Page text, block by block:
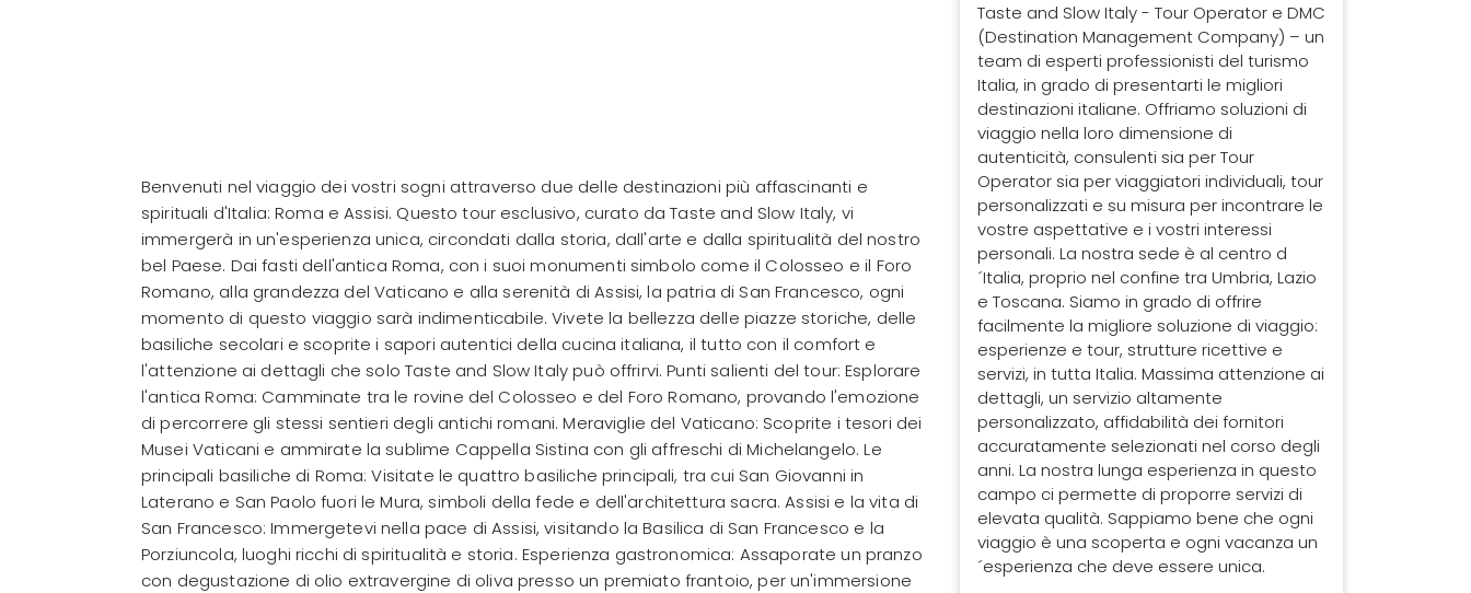
Benvenuti nel viaggio dei vostri sogni attraverso due delle destinazioni più affascinanti e
spirituali d'Italia: Roma e Assisi. Questo tour esclusivo, curato da Taste and Slow Italy, vi
immergerà in un'esperienza unica, circondati dalla storia, dall'arte e dalla spiritualità del nostro
bel Paese. Dai fasti dell'antica Roma, con i suoi monumenti simbolo come il Colosseo e il Foro
Romano, alla grandezza del Vaticano e alla serenità di Assisi, la patria di San Francesco, ogni
momento di questo viaggio sarà indimenticabile. Vivete la bellezza delle piazze storiche, delle
basiliche secolari e scoprite i sapori autentici della cucina italiana, il tutto con il comfort e
l'attenzione ai dettagli che solo Taste and Slow Italy può offrirvi. Punti salienti del tour: Esplorare
l'antica Roma: Camminate tra le rovine del Colosseo e del Foro Romano, provando l'emozione
di percorrere gli stessi sentieri degli antichi romani. Meraviglie del Vaticano: Scoprite i tesori dei
Musei Vaticani e ammirate la sublime Cappella Sistina con gli affreschi di Michelangelo. Le
principali basiliche di Roma: Visitate le quattro basiliche principali, tra cui San Giovanni in
Laterano e San Paolo fuori le Mura, simboli della fede e dell'architettura sacra. Assisi e la vita di
San Francesco: Immergetevi nella pace di Assisi, visitando la Basilica di San Francesco e la
Porziuncola, luoghi ricchi di spiritualità e storia. Esperienza gastronomica: Assaporate un pranzo
con degustazione di olio extravergine di oliva presso un premiato frantoio, per un'immersione
Taste and Slow Italy - Tour Operator e DMC
(Destination Management Company) – un
team di esperti professionisti del turismo
Italia, in grado di presentarti le migliori
destinazioni italiane. Offriamo soluzioni di
viaggio nella loro dimensione di
autenticità, consulenti sia per Tour
Operator sia per viaggiatori individuali, tour
personalizzati e su misura per incontrare le
vostre aspettative e i vostri interessi
personali. La nostra sede è al centro d
´Italia, proprio nel confine tra Umbria, Lazio
e Toscana. Siamo in grado di offrire
facilmente la migliore soluzione di viaggio:
esperienze e tour, strutture ricettive e
servizi, in tutta Italia. Massima attenzione ai
dettagli, un servizio altamente
personalizzato, affidabilità dei fornitori
accuratamente selezionati nel corso degli
anni. La nostra lunga esperienza in questo
campo ci permette di proporre servizi di
elevata qualità. Sappiamo bene che ogni
viaggio è una scoperta e ogni vacanza un
´esperienza che deve essere unica.